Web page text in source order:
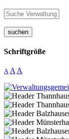
suchen
Schriftgröße
A A A